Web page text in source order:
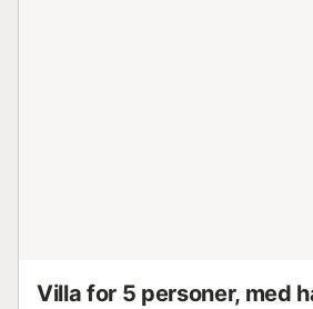
Villa for 5 personer, med